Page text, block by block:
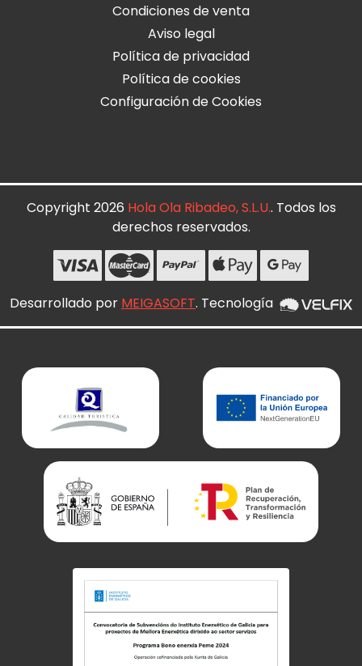
Condiciones de venta
Aviso legal
Política de privacidad
Política de cookies
Configuración de Cookies
Copyright 2026 Hola Ola Ribadeo, S.L.U.. Todos los
derechos reservados.
Desarrollado por MEIGASOFT. Tecnología